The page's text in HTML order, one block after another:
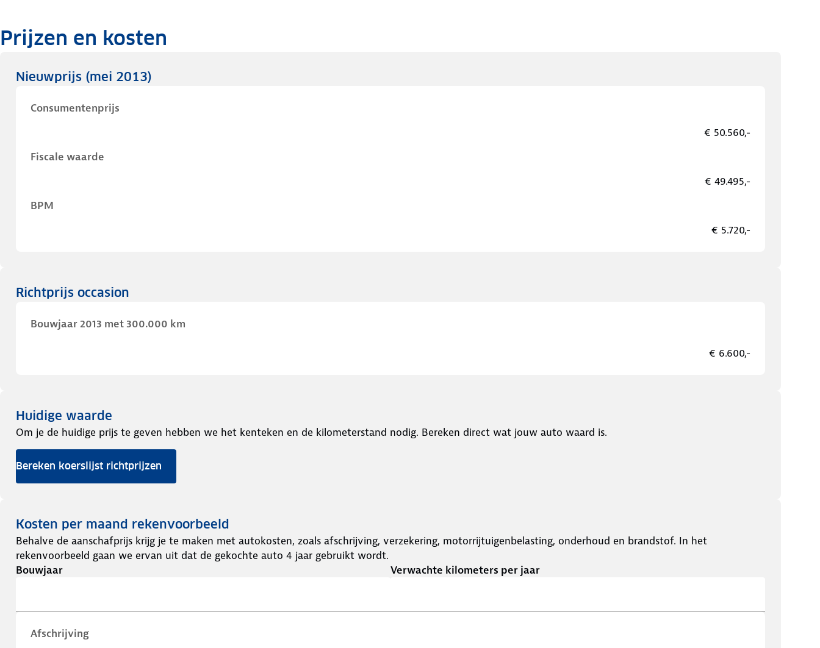
Prijzen en kosten
Nieuwprijs (mei 2013)
Consumentenprijs
€ 50.560,-
Fiscale waarde
€ 49.495,-
BPM
€ 5.720,-
Richtprijs occasion
Bouwjaar 2013 met 300.000 km
€ 6.600,-
Huidige waarde
Om je de huidige prijs te geven hebben we het kenteken en de kilometerstand nodig. Bereken direct wat jouw auto waard is.
Bereken koerslijst richtprijzen
Kosten per maand rekenvoorbeeld
Behalve de aanschafprijs krijg je te maken met autokosten, zoals afschrijving, verzekering, motorrijtuigenbelasting, onderhoud en brandstof. In het
rekenvoorbeeld gaan we ervan uit dat de gekochte auto 4 jaar gebruikt wordt.
Bouwjaar
Verwachte kilometers per jaar
Afschrijving